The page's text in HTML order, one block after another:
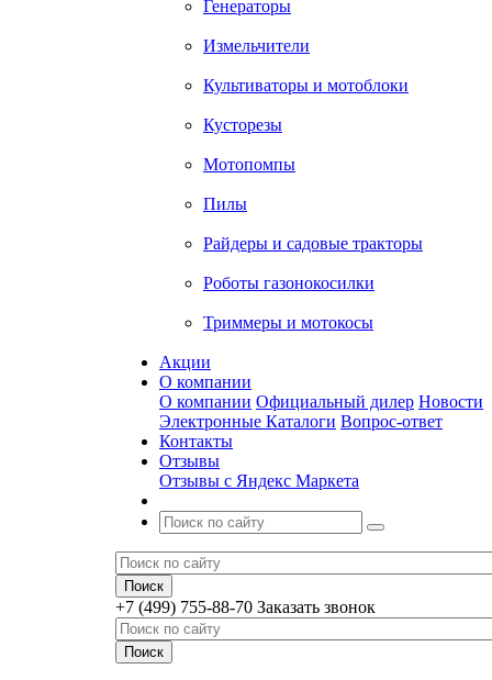
Генераторы
Измельчители
Культиваторы и мотоблоки
Кусторезы
Мотопомпы
Пилы
Райдеры и садовые тракторы
Роботы газонокосилки
Триммеры и мотокосы
Акции
О компании
О компании Официальный дилер Новости
Электронные Каталоги Вопрос-ответ
Контакты
Отзывы
Отзывы с Яндекс Маркета
+7 (499) 755-88-70 Заказать звонок